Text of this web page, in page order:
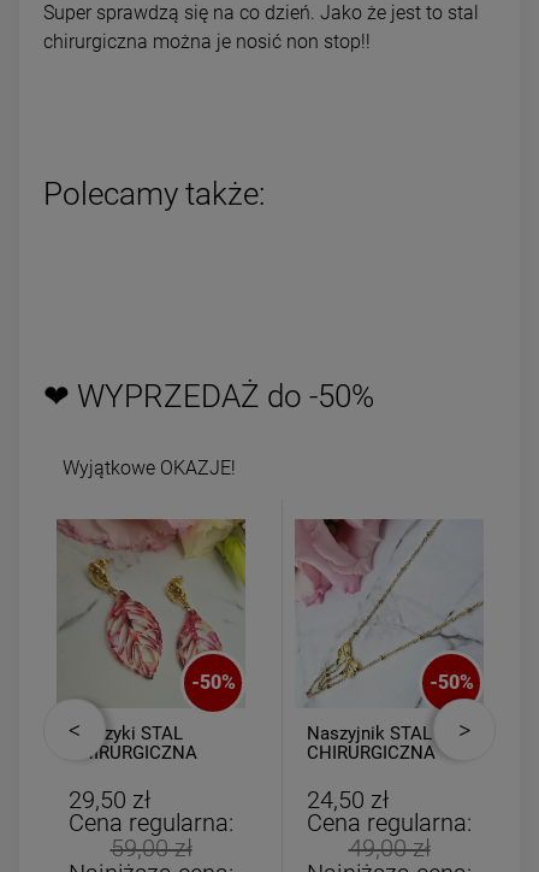
Super sprawdzą się na co dzień. Jako że jest to stal
chirurgiczna można je nosić non stop!!
Polecamy także:
❤ WYPRZEDAŻ do -50%
Wyjątkowe OKAZJE!
-50%
Kolczyki STAL
CHIRURGICZNA
burgundowe
ażurowe
29,50 zł
Cena regularna:
59,00 zł
-50%
Naszyjnik STAL
CHIRURGICZNA
łańcuszki
24,50 zł
Cena regularna:
49,00 zł